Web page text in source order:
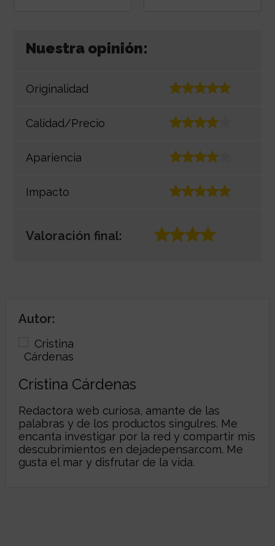
Nuestra opinión:
Originalidad
Calidad/Precio
Apariencia
Impacto
Valoración final:
Autor:
Cristina Cárdenas
Redactora web curiosa, amante de las
palabras y de los productos singulres. Me
encanta investigar por la red y compartir mis
descubrimientos en dejadepensar.com. Me
gusta el mar y disfrutar de la vida.